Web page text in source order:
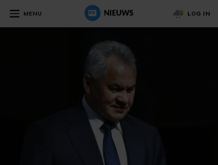
MENU LOG IN